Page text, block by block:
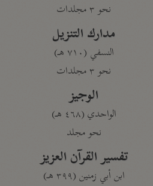
نحو ٣ مجلدات
مدارك التنزيل
النسفي (٧١٠ هـ)
نحو ٣ مجلدات
الوجيز
الواحدي (٤٦٨ هـ)
نحو مجلد
تفسير القرآن العزيز
ابن أبي زمنين (٣٩٩ هـ)